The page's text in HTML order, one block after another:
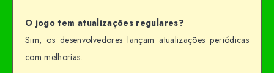
O jogo tem atualizações regulares?
Sim, os desenvolvedores lançam atualizações periódicas
com melhorias.